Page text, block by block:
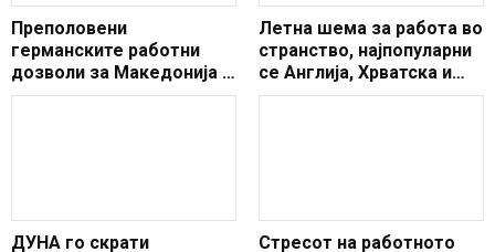
Преполовени
германските работни
дозволи за Македонија и
Балканот
Летна шема за работа во
странство, најпопуларни
се Англија, Хрватска и
Германија
ДУНА го скрати
Стресот на работното